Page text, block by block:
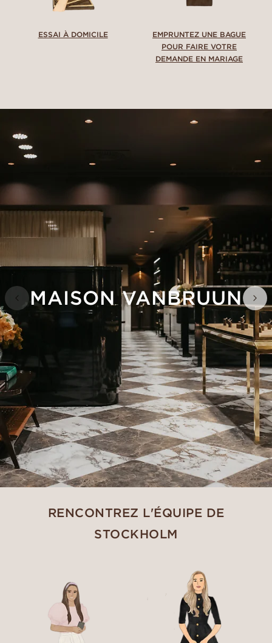
ESSAI À DOMICILE
EMPRUNTEZ UNE BAGUE
POUR FAIRE VOTRE
DEMANDE EN MARIAGE
MAISON VANBRUUN
RENCONTREZ L'ÉQUIPE DE
STOCKHOLM